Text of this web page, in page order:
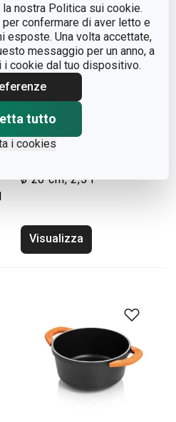
nostra Politica sui cookie.
per confermare di aver letto e
esposte. Una volta accettate,
messaggio per un anno, a
i cookie dal tuo dispositivo.
tutto
i cookies
ø 20 cm, 2,5 l
Visualizza